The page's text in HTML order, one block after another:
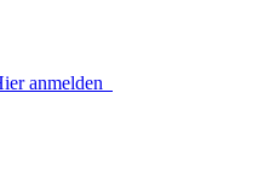
anmelden